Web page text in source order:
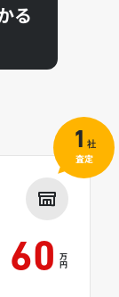
る
60 万
円
1 社
査定